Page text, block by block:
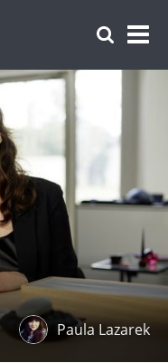
Paula Lazarek